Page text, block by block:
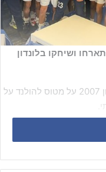
ושיחקו בלונדון
בערב חג הפסח עלו שחקני מכבי פ״ת שנתון 2007 על מטוס להולנד על